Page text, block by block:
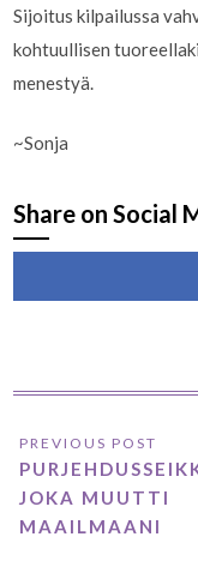
Sijoitus kilpailussa
kohtuullisen
menestyä.
~Sonja
Share on Social
JOKA MUUTTI
MAAILMAANI